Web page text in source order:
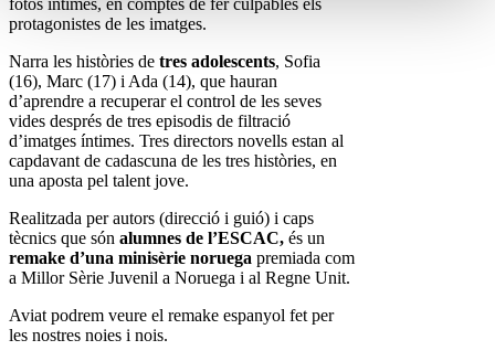
protagonistes de les imatges.
Narra les històries de tres adolescents, Sofia
(16), Marc (17) i Ada (14), que hauran
d’aprendre a recuperar el control de les seves
vides després de tres episodis de filtració
d’imatges íntimes. Tres directors novells estan al
capdavant de cadascuna de les tres històries, en
una aposta pel talent jove.
Realitzada per autors (direcció i guió) i caps
tècnics que són alumnes de l’ESCAC, és un
remake d’una minisèrie noruega premiada com
a Millor Sèrie Juvenil a Noruega i al Regne Unit.
Aviat podrem veure el remake espanyol fet per
les nostres noies i nois.